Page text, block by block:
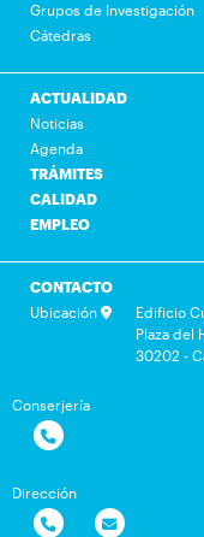
Grupos de Investigación
Cátedras
ACTUALIDAD
Noticias
Agenda
TRÁMITES
CALIDAD
EMPLEO
CONTACTO
Ubicación
Edificio
Plaza del
30202 -
Conserjería
Dirección